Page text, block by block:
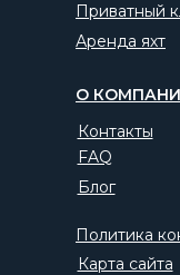
Блог
FAQ
О
Карта сайта
Политика
Контакты
Приватный
Аренда яхт